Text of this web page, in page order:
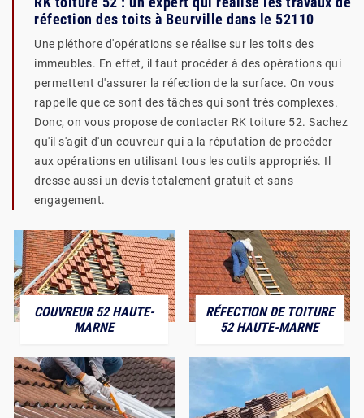
réfection des toits à Beurville dans le 52110
Une pléthore d'opérations se réalise sur les toits des
immeubles. En effet, il faut procéder à des opérations qui
permettent d'assurer la réfection de la surface. On vous
rappelle que ce sont des tâches qui sont très complexes.
Donc, on vous propose de contacter RK toiture 52. Sachez
qu'il s'agit d'un couvreur qui a la réputation de procéder
aux opérations en utilisant tous les outils appropriés. Il
dresse aussi un devis totalement gratuit et sans
engagement.
COUVREUR 52 HAUTE-
MARNE
RÉFECTION DE TOITURE
52 HAUTE-MARNE